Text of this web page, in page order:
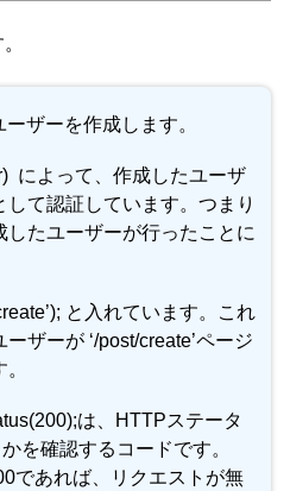
ザーを作成します。
によって、作成したユーザ
て認証しています。つまり
したユーザーが行ったことに
と入れています。これ
ザーが ‘/post/create’ページ
は、HTTPステータ
を確認するコードです。
であれば、リクエストが無